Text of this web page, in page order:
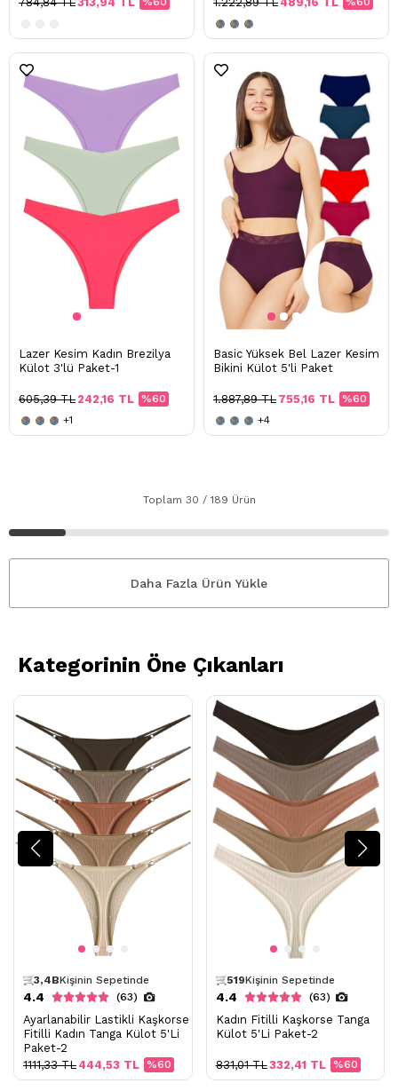
Lazer Kesim Kadın Brezilya
Külot 3'lü Paket-1
%60
242,16 TL
605,39 TL
+1
Basic Yüksek Bel Lazer Kesim
Bikini Külot 5'li Paket
%60
755,16 TL
1.887,89 TL
+4
Toplam 30 / 189 Ürün
Daha Fazla Ürün Yükle
Kategorinin Öne Çıkanları
Kişi Favoriledi
Bugün5,7B Kişi Görüntüledi
4.4 (63)
Ayarlanabilir Lastikli Kaşkorse
Fitilli Kadın Tanga Külot 5'Li
Paket-2
%60
444,53 TL
1111,33 TL
Kişi Favoriledi
Bugün874 Kişi Görüntüledi
4.4 (63)
Kadın Fitilli Kaşkorse Tanga
Külot 5'Li Paket-2
%60
332,41 TL
831,01 TL